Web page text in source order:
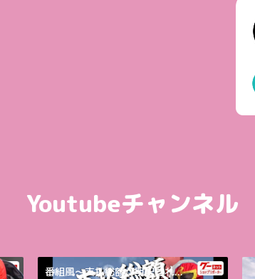
Youtubeチャンネル
番組風～支払総額が明記され...